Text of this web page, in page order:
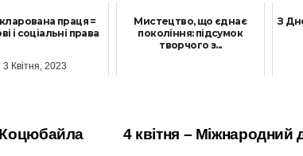
праця =
і соціальні права
3 Квітня, 2023
Мистецтво, що єднає
покоління: підсумок
творчого з...
З
4 квітня – Міжнародний